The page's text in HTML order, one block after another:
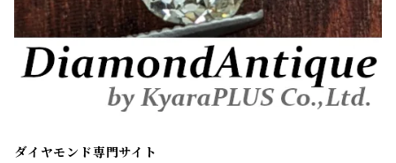
ダイヤモンド専門サイト